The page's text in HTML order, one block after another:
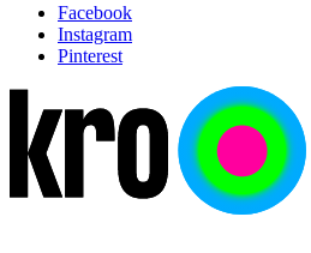
Facebook
Instagram
Pinterest